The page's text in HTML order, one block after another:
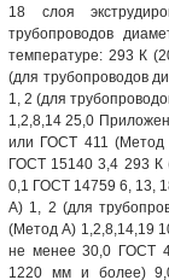
18 слоя
трубопроводов
температуре: 293 К
(для трубопроводов
1, 2 (для
1,2,8,14 25,0
или ГОСТ 411 (Метод
ГОСТ 15140 3,4 293
0,1 ГОСТ 14759 6, 13,
A) 1, 2 (для
(Метод А) 1,2,8,14,19
не менее 30,0 ГОСТ
1220 мм и более)